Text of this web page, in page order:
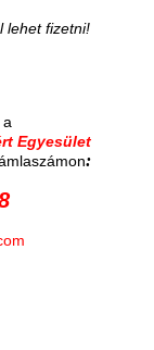
lehet fizetni!
Egyesület
: